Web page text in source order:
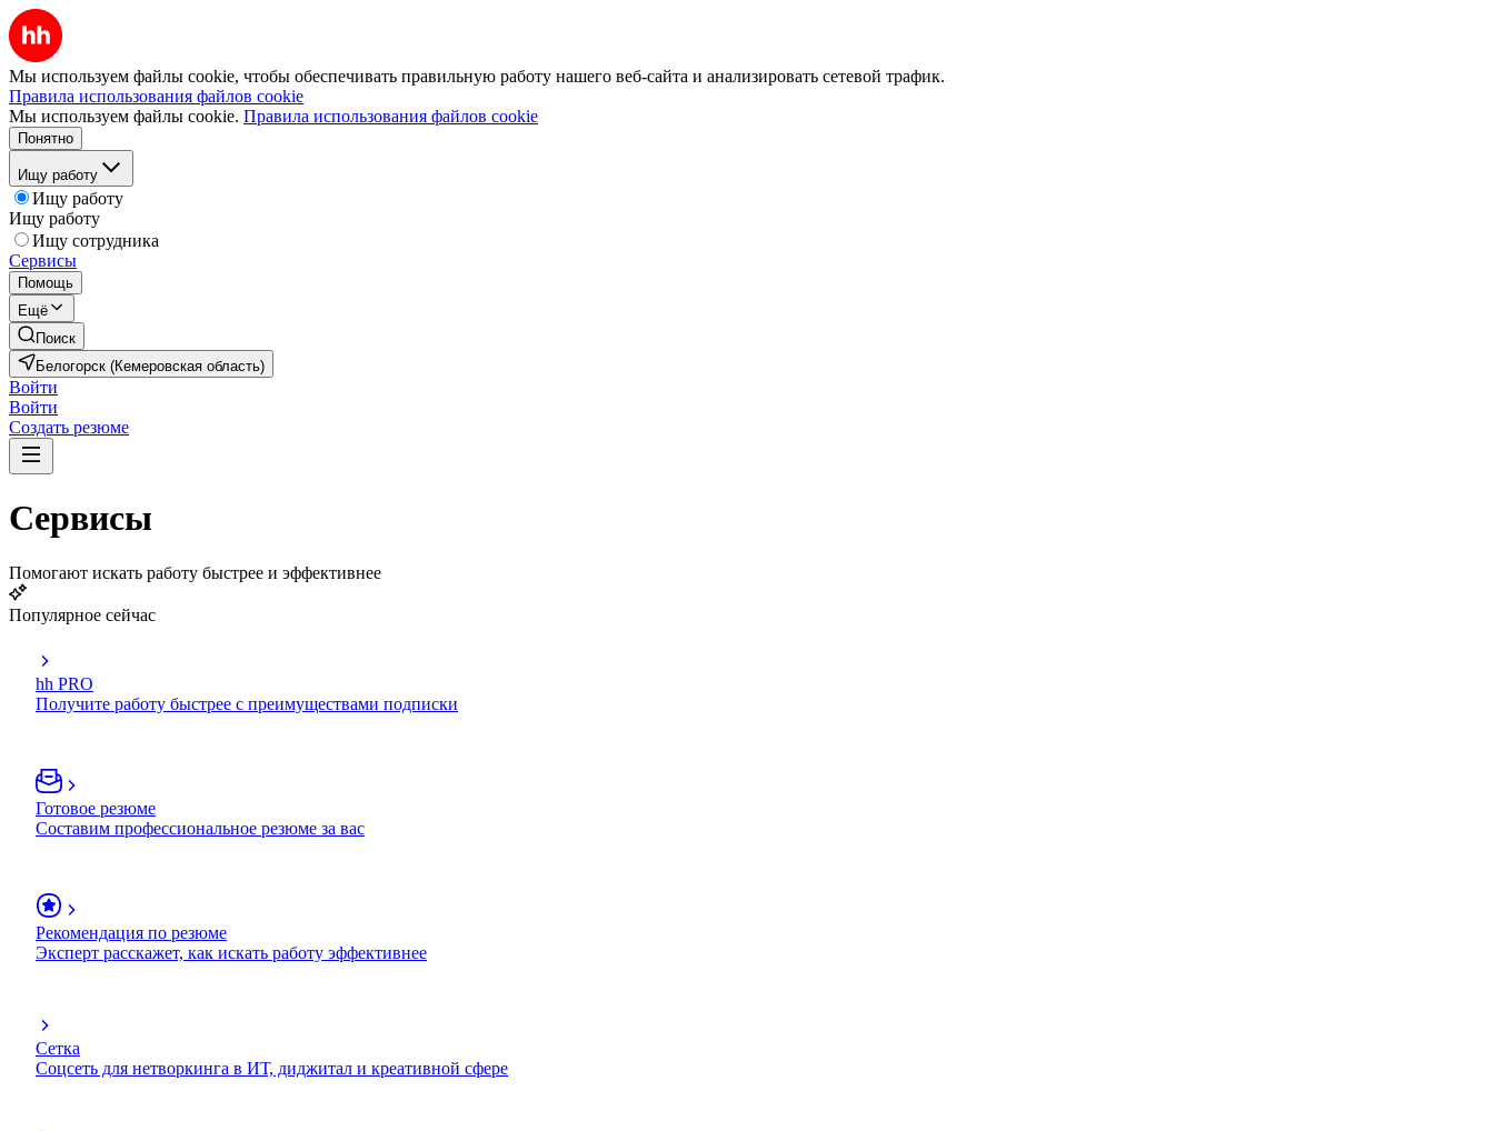
Мы используем файлы cookie, чтобы обеспечивать правильную работу нашего веб-сайта и анализировать сетевой трафик.
Правила использования файлов cookie
Мы используем файлы cookie. Правила использования файлов cookie
Понятно
Ищу работу
Ищу работу
Ищу работу
Ищу сотрудника
Сервисы
Помощь
Ещё
Поиск
Белогорск (Кемеровская область)
Войти
Войти
Создать резюме
Сервисы
Помогают искать работу быстрее и эффективнее
Популярное сейчас
hh PRO
Получите работу быстрее с преимуществами подписки
Готовое резюме
Составим профессиональное резюме за вас
Рекомендация по резюме
Эксперт расскажет, как искать работу эффективнее
Сетка
Соцсеть для нетворкинга в ИТ, диджитал и креативной сфере